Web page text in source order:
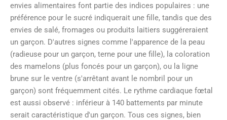
envies alimentaires font partie des indices populaires : une
préférence pour le sucré indiquerait une fille, tandis que des
envies de salé, fromages ou produits laitiers suggéreraient
un garçon. D'autres signes comme l'apparence de la peau
(radieuse pour un garçon, terne pour une fille), la coloration
des mamelons (plus foncés pour un garçon), ou la ligne
brune sur le ventre (s'arrêtant avant le nombril pour un
garçon) sont fréquemment cités. Le rythme cardiaque fœtal
est aussi observé : inférieur à 140 battements par minute
serait caractéristique d'un garçon. Tous ces signes, bien